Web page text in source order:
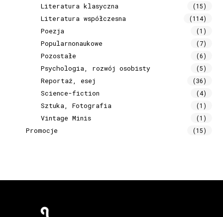
Literatura klasyczna (15)
Literatura współczesna (114)
Poezja (1)
Popularnonaukowe (7)
Pozostałe (6)
Psychologia, rozwój osobisty (5)
Reportaż, esej (36)
Science-fiction (4)
Sztuka, Fotografia (1)
Vintage Minis (1)
Promocje (15)